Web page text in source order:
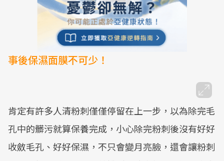
事後保濕面膜不可少！
肯定有許多人清粉刺僅僅停留在上一步，以為除完毛
孔中的髒污就算保養完成，小心除完粉刺後沒有好好
收斂毛孔、好好保濕，不只會變月亮臉，還會讓粉刺